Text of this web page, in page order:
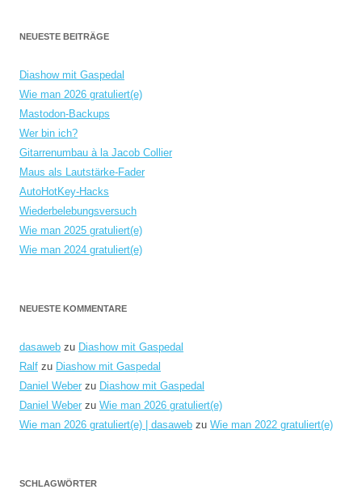
NEUESTE BEITRÄGE
Diashow mit Gaspedal
Wie man 2026 gratuliert(e)
Mastodon-Backups
Wer bin ich?
Gitarrenumbau à la Jacob Collier
Maus als Lautstärke-Fader
AutoHotKey-Hacks
Wiederbelebungsversuch
Wie man 2025 gratuliert(e)
Wie man 2024 gratuliert(e)
NEUESTE KOMMENTARE
dasaweb zu Diashow mit Gaspedal
Ralf zu Diashow mit Gaspedal
Daniel Weber zu Diashow mit Gaspedal
Daniel Weber zu Wie man 2026 gratuliert(e)
Wie man 2026 gratuliert(e) | dasaweb zu Wie man 2022 gratuliert(e)
SCHLAGWÖRTER